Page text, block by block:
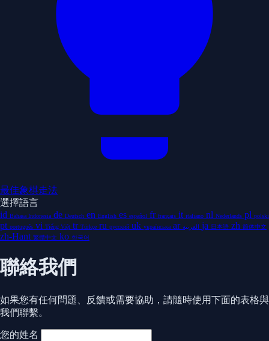
最佳象棋走法
選擇語言
id Bahasa Indonesia de Deutsch en English es español fr français it italiano nl Nederlands pl polski
pt português vi Tiếng Việt tr Türkçe ru русский uk українська ar العربية ja 日本語 zh 简体中文
zh-Hant 繁體中文 ko 한국어
聯絡我們
如果您有任何問題、反饋或需要協助，請隨時使用下面的表格與
我們聯繫。
您的姓名